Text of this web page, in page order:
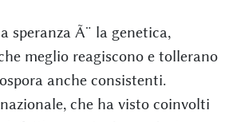
speranza Ã¨ la genetica,
meglio reagiscono e tollerano
anche consistenti.
che ha visto coinvolti